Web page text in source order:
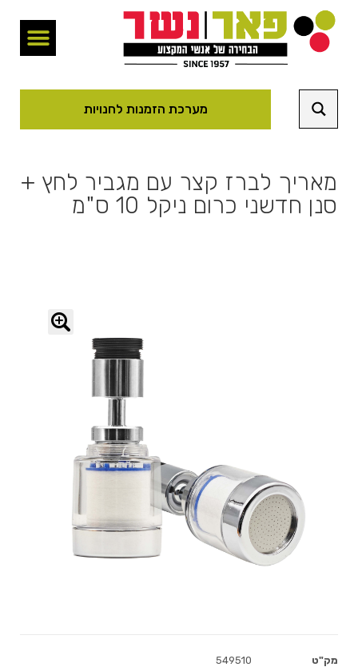
מערכת הזמנות לחנויות
מאריך לברז קצר עם מגביר לחץ +
סנן חדשני כרום ניקל 10 ס"מ
מק"ט
549510